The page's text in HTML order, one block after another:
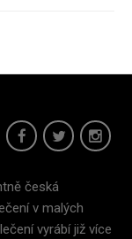
česká
v malých
vyrábí již více